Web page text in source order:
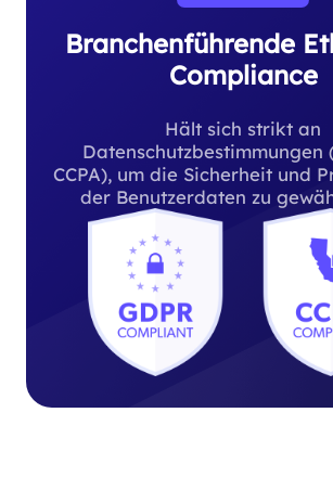
Branchenführende
Compliance
Hält sich strikt an
Datenschutzbestimmungen
CCPA), um die Sicherheit und
der Benutzerdaten zu